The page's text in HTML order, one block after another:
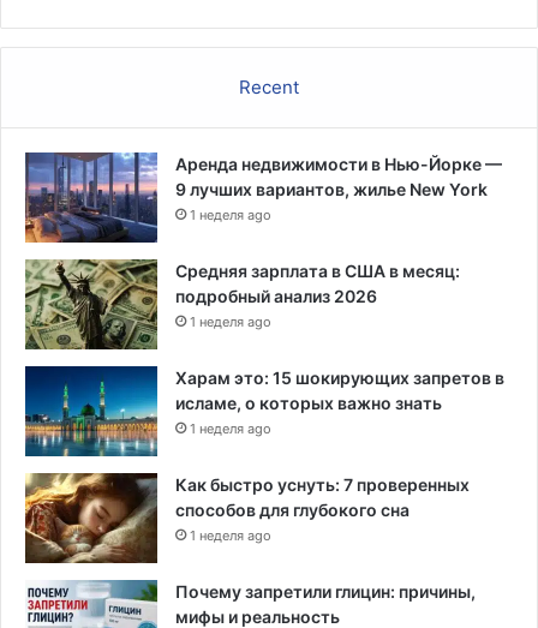
е
т
е
й
р
а
н
я
ю
т
с
я
п
в
с
м
у
и
р
Recent
Аренда недвижимости в Нью-Йорке —
9 лучших вариантов, жилье New York
1 неделя ago
Средняя зарплата в США в месяц:
подробный анализ 2026
1 неделя ago
Харам это: 15 шокирующих запретов в
исламе, о которых важно знать
1 неделя ago
Как быстро уснуть: 7 проверенных
способов для глубокого сна
1 неделя ago
Почему запретили глицин: причины,
мифы и реальность